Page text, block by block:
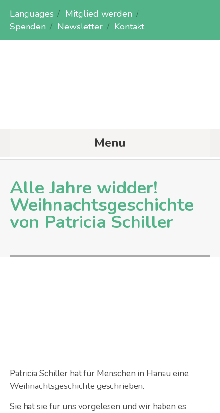
Languages
Mitglied werden
Spenden
Newsletter Kontakt
Menu
Alle Jahre widder!
Weihnachtsgeschichte
von Patricia Schiller
Patricia Schiller hat für Menschen in Hanau eine
Weihnachtsgeschichte geschrieben.
Sie hat sie für uns vorgelesen und wir haben es